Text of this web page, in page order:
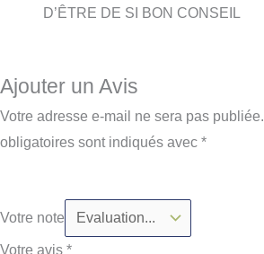
D’ÊTRE DE SI BON CONSEIL
Ajouter un Avis
Votre adresse e-mail ne sera pas publiée.
obligatoires sont indiqués avec *
Votre note
Votre avis *